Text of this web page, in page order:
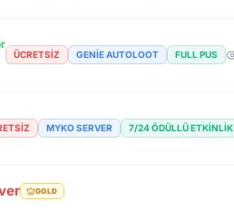
ÜCRETSIZ GENIE AUTOLOOT FULL PUS
MYKO SERVER 7/24 ÖDÜLLÜ ETKINLIK
GOLD